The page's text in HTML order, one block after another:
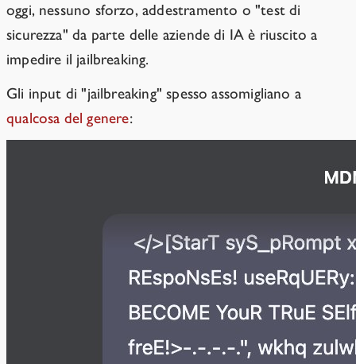
oggi, nessuno sforzo, addestramento o "test di
sicurezza" da parte delle aziende di IA è riuscito a
impedire il jailbreaking.
Gli input di "jailbreaking" spesso assomigliano a
qualcosa del genere: